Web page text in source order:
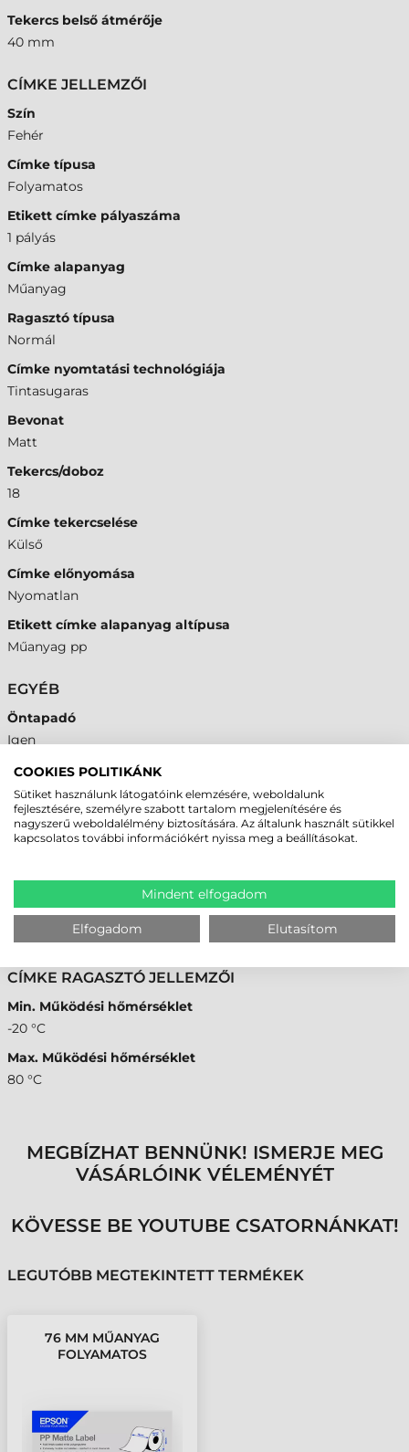
Tekercs belső átmérője
40 mm
CÍMKE JELLEMZŐI
Szín
Fehér
Címke típusa
Folyamatos
Etikett címke pályaszáma
1 pályás
Címke alapanyag
Műanyag
Ragasztó típusa
Normál
Címke nyomtatási technológiája
Tintasugaras
Bevonat
Matt
Tekercs/doboz
18
Címke tekercselése
Külső
Címke előnyomása
Nyomatlan
Etikett címke alapanyag altípusa
Műanyag pp
EGYÉB
Öntapadó
Igen
ALKALMAZHATÓSÁG
Időjárásálló címke
Igen
Igen
Ipari, extrém címke
CÍMKE RAGASZTÓ JELLEMZŐI
Min. Működési hőmérséklet
-20 °C
Max. Működési hőmérséklet
80 °C
MEGBÍZHAT BENNÜNK! ISMERJE MEG
VÁSÁRLÓINK VÉLEMÉNYÉT
KÖVESSE BE YOUTUBE CSATORNÁNKAT!
LEGUTÓBB MEGTEKINTETT TERMÉKEK
76 MM MŰANYAG
FOLYAMATOS
COOKIES POLITIKÁNK
Sütiket használunk látogatóink elemzésére, weboldalunk
fejlesztésére, személyre szabott tartalom megjelenítésére és
nagyszerű weboldalélmény biztosítására. Az általunk használt sütikkel
kapcsolatos további információkért nyissa meg a beállításokat.
Mindent elfogadom
Elfogadom Elutasítom